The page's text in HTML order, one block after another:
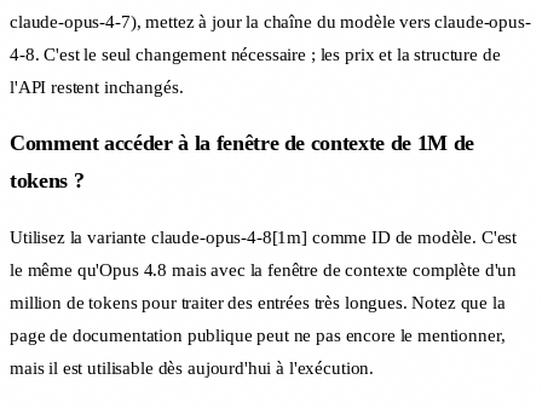
claude-opus-4-7), mettez à jour la chaîne du modèle vers claude-opus-
4-8. C'est le seul changement nécessaire ; les prix et la structure de
l'API restent inchangés.
Comment accéder à la fenêtre de contexte de 1M de
tokens ?
Utilisez la variante claude-opus-4-8[1m] comme ID de modèle. C'est
le même qu'Opus 4.8 mais avec la fenêtre de contexte complète d'un
million de tokens pour traiter des entrées très longues. Notez que la
page de documentation publique peut ne pas encore le mentionner,
mais il est utilisable dès aujourd'hui à l'exécution.